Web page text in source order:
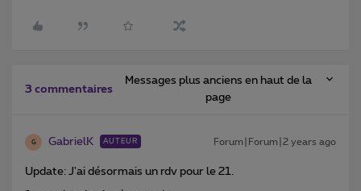
3 commentaires
Messages plus anciens en haut de la
page
G GabrielK AUTEUR Forum|Forum|2 years ago
Update: J'ai désormais un rdv pour le 21.